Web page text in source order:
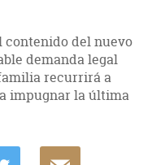
contenido del nuevo
demanda legal
recurrirá a
impugnar la última